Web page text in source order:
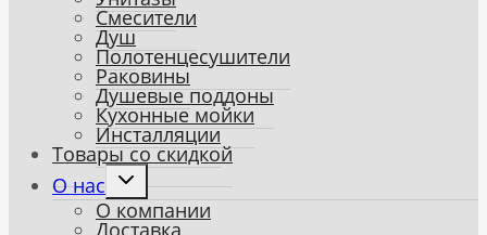
Смесители
Душ
Полотенцесушители
Раковины
Душевые поддоны
Кухонные мойки
Инсталляции
Товары со скидкой
О нас
Toggle
menu
О компании
Доставка